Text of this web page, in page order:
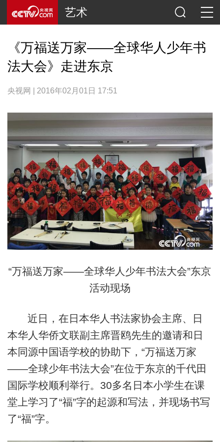
艺术
《万福送万家——全球华人少年书
法大会》走进东京
央视网 | 2016年02月01日 17:51
“万福送万家——全球华人少年书法大会”东京
活动现场
近日，在日本华人书法家协会主席、日
本华人华侨文联副主席晋鸥先生的邀请和日
本同源中国语学校的协助下，“万福送万家
——全球少年书法大会”在位于东京的千代田
国际学校顺利举行。30多名日本小学生在课
堂上学习了“福”字的起源和写法，并现场书写
了“福”字。